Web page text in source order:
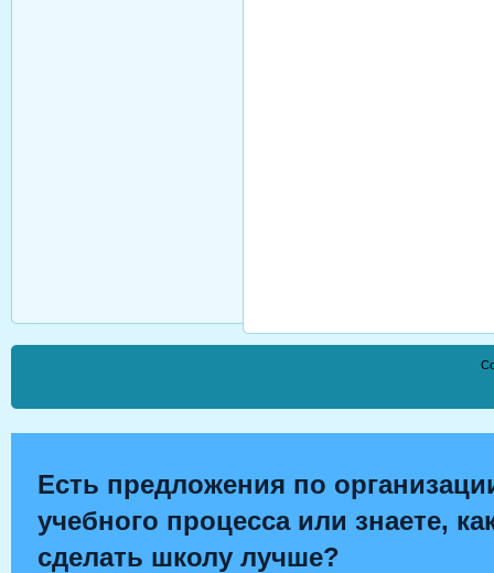
Есть предложения по
учебного процесса или знаете,
сделать школу лучше?